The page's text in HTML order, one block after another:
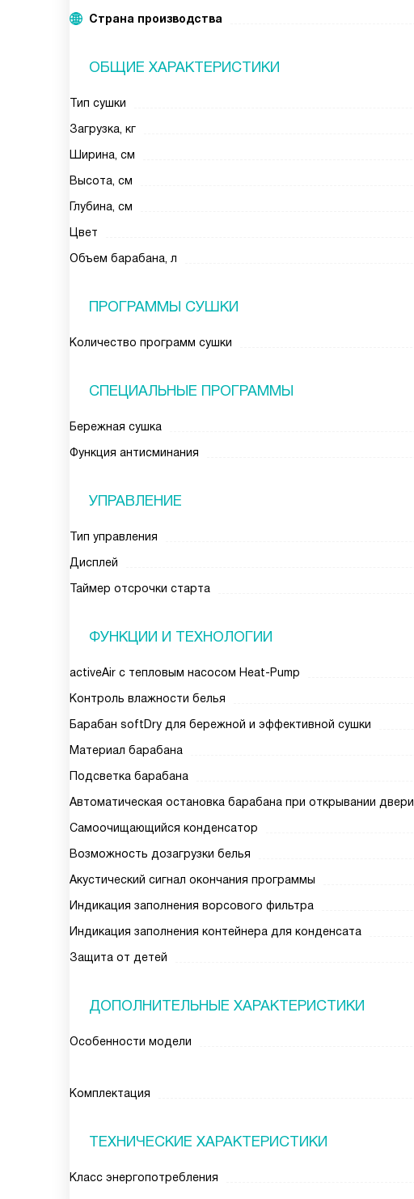
Страна производства
ОБЩИЕ ХАРАКТЕРИСТИКИ
Тип сушки
Загрузка, кг
Ширина, см
Высота, см
Глубина, см
Цвет
Объем барабана, л
ПРОГРАММЫ СУШКИ
Количество программ сушки
СПЕЦИАЛЬНЫЕ ПРОГРАММЫ
Бережная сушка
Функция антисминания
УПРАВЛЕНИЕ
Тип управления
Дисплей
Таймер отсрочки старта
ФУНКЦИИ И ТЕХНОЛОГИИ
activeAir с тепловым насосом Heat-Pump
Контроль влажности белья
Барабан softDry для бережной и эффективной сушки
Материал барабана
Подсветка барабана
Автоматическая остановка барабана при открывании двери
Самоочищающийся конденсатор
Возможность дозагрузки белья
Акустический сигнал окончания программы
Индикация заполнения ворсового фильтра
Индикация заполнения контейнера для конденсата
Защита от детей
ДОПОЛНИТЕЛЬНЫЕ ХАРАКТЕРИСТИКИ
Особенности модели
Комплектация
ТЕХНИЧЕСКИЕ ХАРАКТЕРИСТИКИ
Класс энергопотребления